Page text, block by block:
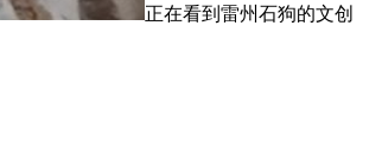
正在看到雷州石狗的文创